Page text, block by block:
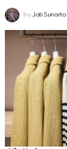
by Jati Sunarto